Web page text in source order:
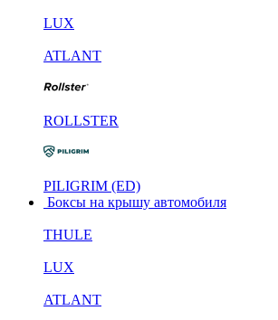
LUX
ATLANT
ROLLSTER
PILIGRIM (ED)
Боксы на крышу автомобиля
THULE
LUX
ATLANT